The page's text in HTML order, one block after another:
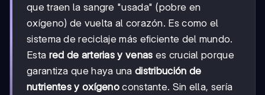
que traen la sangre "usada" (pobre en
oxígeno) de vuelta al corazón. Es como el
sistema de reciclaje más eficiente del mundo.
Esta red de arterias y venas es crucial porque
garantiza que haya una distribución de
nutrientes y oxígeno constante. Sin ella, sería